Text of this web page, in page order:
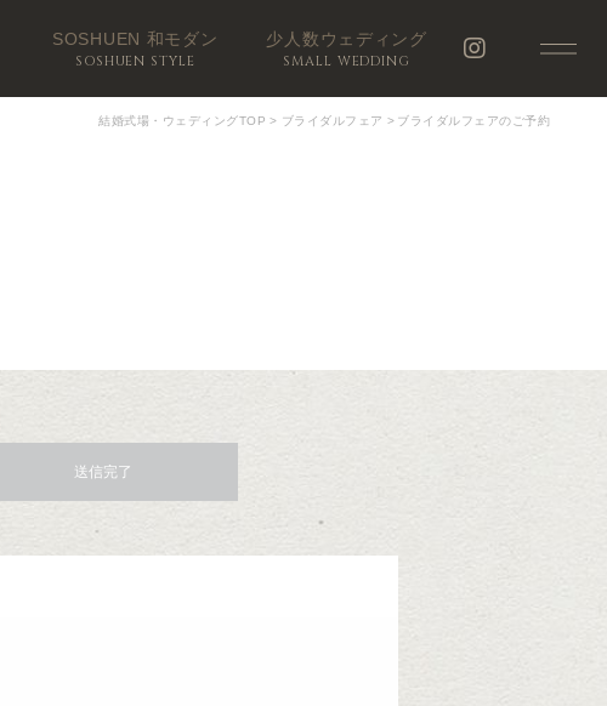
SOSHUEN 和モダン
SOSHUEN STYLE
少人数ウェディング
SMALL WEDDING
結婚式場・ウェディングTOP > ブライダルフェア > ブライダルフェアのご予約
送信完了